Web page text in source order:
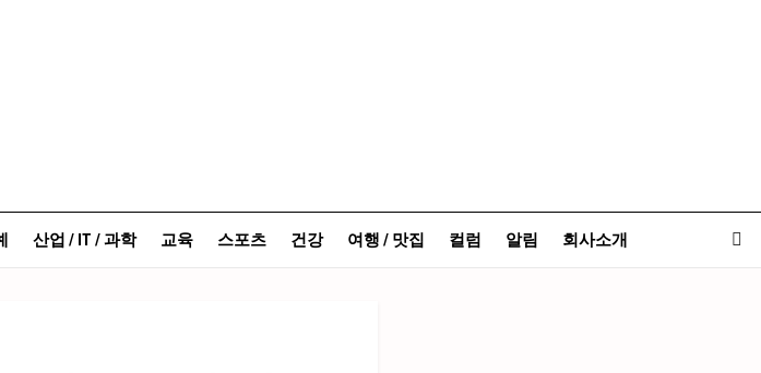
산업 / IT / 과학 교육 스포츠 건강 여행 / 맛집 컬럼 알림 회사소개